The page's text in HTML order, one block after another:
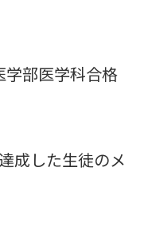
学部医学科合格
成した生徒のメ